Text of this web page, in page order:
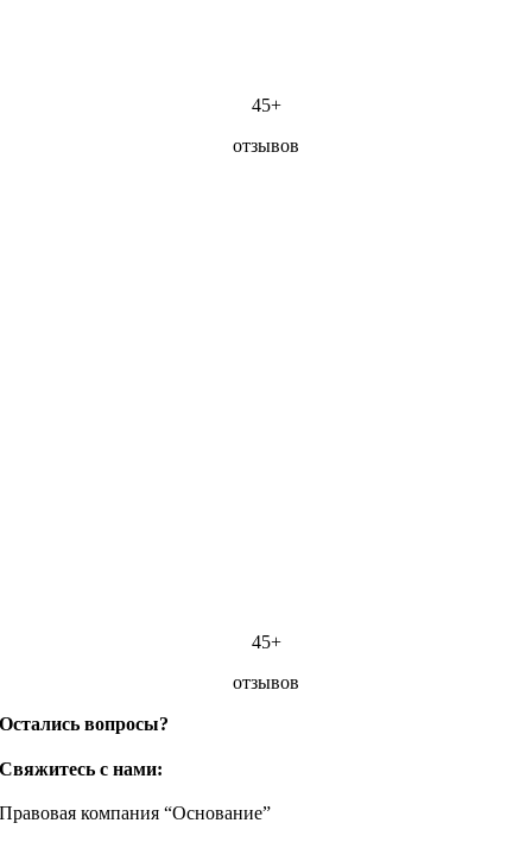
45+
отзывов
45+
отзывов
Остались вопросы?
Свяжитесь с нами:
Правовая компания “Основание”